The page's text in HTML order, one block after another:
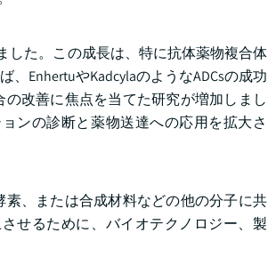
した。この成長は、特に抗体薬物複合体
EnhertuやKadcylaのようなADCsの成功
改善に焦点を当てた研究が増加しまし
ンの診断と薬物送達への応用を拡大さ
、または合成材料などの他の分子に共
せるために、バイオテクノロジー、製